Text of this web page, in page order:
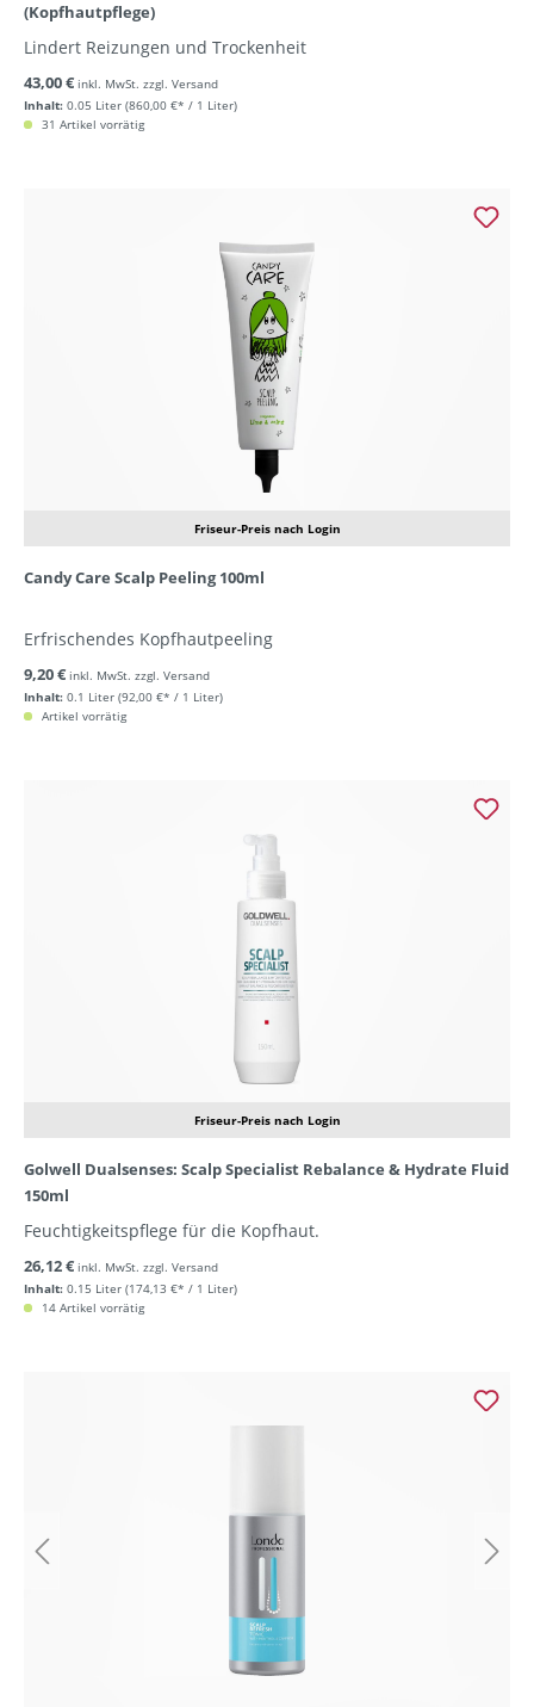
(Kopfhautpflege)
Lindert Reizungen und Trockenheit
Inhalt: 0.05 Liter (860,00 €* / 1 Liter)
43,00 € inkl. MwSt. zzgl. Versand
31 Artikel vorrätig
Friseur-Preis nach Login
Candy Care Scalp Peeling 100ml
Erfrischendes Kopfhautpeeling
Inhalt: 0.1 Liter (92,00 €* / 1 Liter)
9,20 € inkl. MwSt. zzgl. Versand
Artikel vorrätig
Friseur-Preis nach Login
Golwell Dualsenses: Scalp Specialist Rebalance & Hydrate Fluid
150ml
Feuchtigkeitspflege für die Kopfhaut.
Inhalt: 0.15 Liter (174,13 €* / 1 Liter)
26,12 € inkl. MwSt. zzgl. Versand
14 Artikel vorrätig